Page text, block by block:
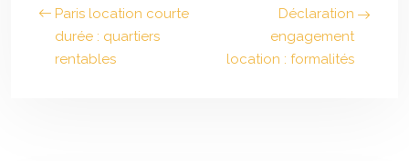
Paris location courte
durée : quartiers
rentables
Déclaration
engagement
location : formalités